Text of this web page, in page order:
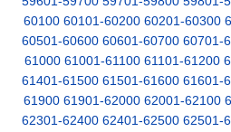
60100 60101-60200 60201-60300
60501-60600 60601-60700 60701-
61000 61001-61100 61101-61200
61401-61500 61501-61600 61601-
61900 61901-62000 62001-62100
62301-62400 62401-62500 62501-